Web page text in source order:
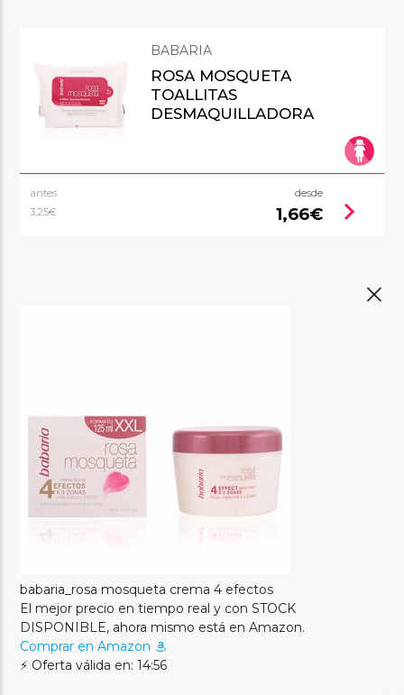
BABARIA
ROSA MOSQUETA
TOALLITAS
DESMAQUILLADORA
antes
3,25€
desde
1,66€ chevron_right
babaria_rosa mosqueta crema 4 efectos
El mejor precio en tiempo real y con STOCK
DISPONIBLE, ahora mismo está en Amazon.
Comprar en Amazon
⚡ Oferta válida en: 14:56